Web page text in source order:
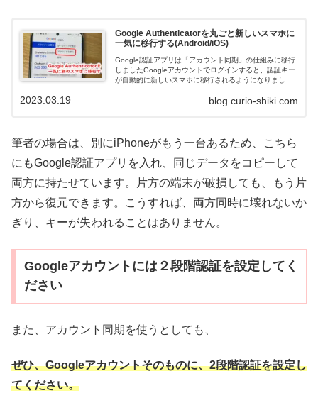
Google Authenticatorを丸ごと新しいスマホに
一気に移行する(Android/iOS)
Google認証アプリは「アカウント同期」の仕組みに移行
しましたGoogleアカウントでログインすると、認証キー
が自動的に新しいスマホに移行されるようになりまし
リティ上の懸念も表明されていま...blog.curio-shiki.com
2023.03.19
筆者の場合は、別にiPhoneがもう一台あるため、こちら
にもGoogle認証アプリを入れ、同じデータをコピーして
両方に持たせています。片方の端末が破損しても、もう片
方から復元できます。こうすれば、両方同時に壊れないか
ぎり、キーが失われることはありません。
Googleアカウントには２段階認証を設定してく
ださい
また、アカウント同期を使うとしても、
ぜひ、Googleアカウントそのものに、2段階認証を設定し
てください。